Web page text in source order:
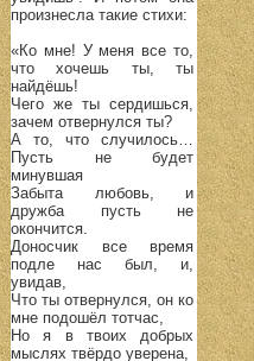
произнесла такие стихи:
«Ко мне! У меня все то,
что хочешь ты, ты
найдёшь!
Чего же ты сердишься,
зачем отвернулся ты?
А то, что случилось…
Пусть не будет
минувшая
Забыта любовь, и
дружба пусть не
окончится.
Доносчик все время
подле нас был, и,
увидав,
Что ты отвернулся, он ко
мне подошёл тотчас,
Но я в твоих добрых
мыслях твёрдо уверена,